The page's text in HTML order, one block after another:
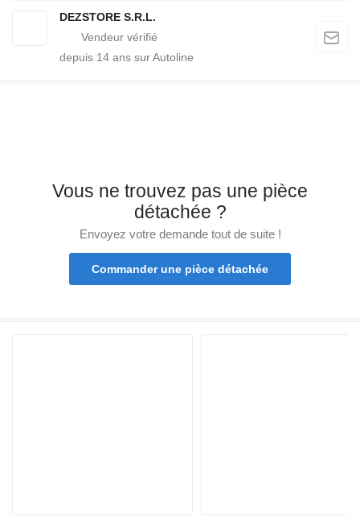
DEZSTORE S.R.L.
depuis 14 ans sur Autoline
Vous ne trouvez pas une pièce
détachée ?
Envoyez votre demande tout de suite !
Commander une pièce détachée